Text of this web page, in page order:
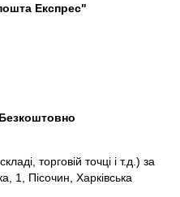
Експрес"
торговій точці і т.д.) за
1, Пісочин, Харківська